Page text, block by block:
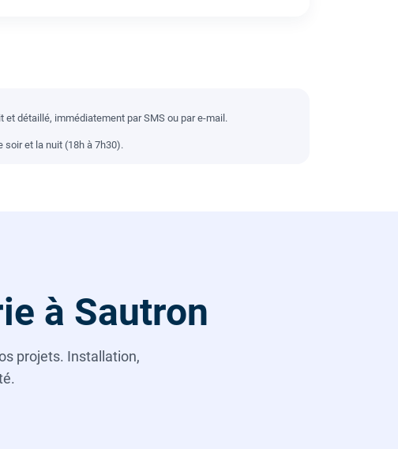
détaillé, immédiatement par SMS ou par e-mail.
soir et la nuit (18h à 7h30).
à Sautron
projets. Installation,